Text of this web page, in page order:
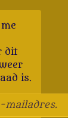
dit
is.